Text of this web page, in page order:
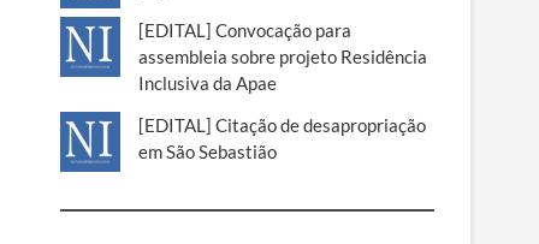
[EDITAL] Convocação para
assembleia sobre projeto Residência
Inclusiva da Apae
[EDITAL] Citação de desapropriação
em São Sebastião